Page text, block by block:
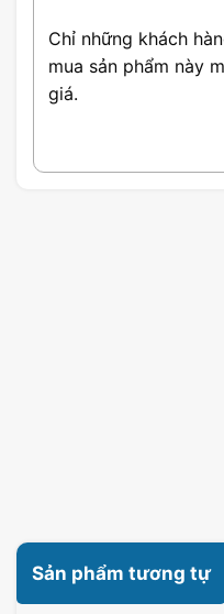
Chỉ những khách
mua sản phẩm này
giá.
Sản phẩm tương tự